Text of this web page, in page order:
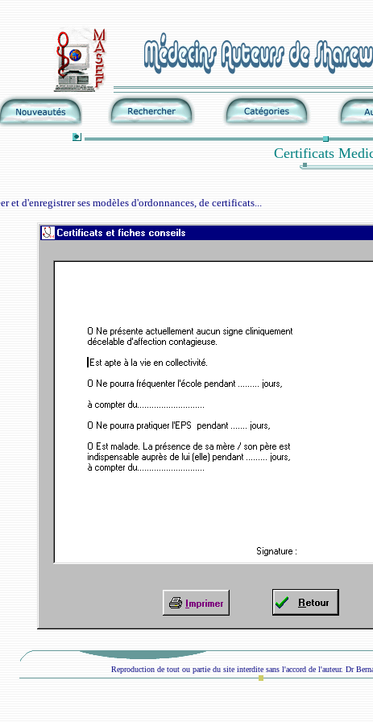
Certificats
et d'enregistrer ses modèles d'ordonnances, de certificats...
Reproduction de tout ou partie du site interdite sans l'accord de l'auteur. Dr